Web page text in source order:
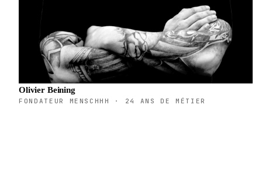
Olivier Beining
FONDATEUR MENSCHHH · 24 ANS DE MÉTIER